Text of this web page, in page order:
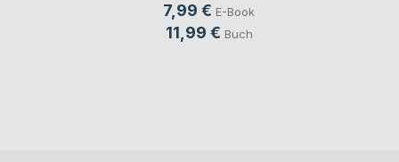
7,99 € E-Book
11,99 € Buch